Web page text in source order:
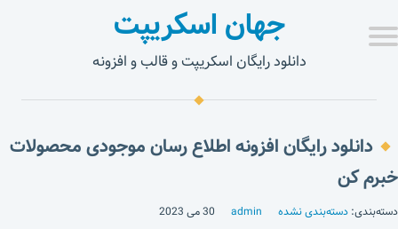
جهان اسکریپت
دانلود رایگان اسکریپت و قالب و افزونه
دانلود رایگان افزونه اطلاع رسان موجودی محصولات
خبرم کن
دسته‌بندی: دسته‌بندی نشده admin 30 می 2023